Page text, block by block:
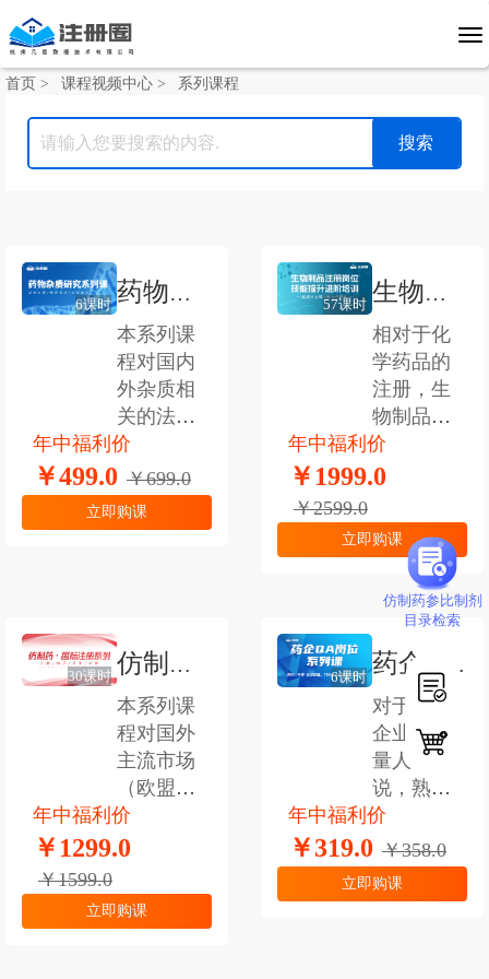
首页 > 课程视频中心 > 系列课程
6课时 药物杂
质研究
系列课
本系列课
程对国内
外杂质相
关的法规
和指导原
则进行了
系统梳
理，从顶
的逻辑和
略。同时
分别对不
同类型杂
质建立了
针对性的
控制策
括：残留
溶剂、元
年中福利价
￥499.0 ￥699.0
立即购课
57课时 生物制
品注册
岗位技
能提升
进阶培
训
相对于化
学药品的
注册，生
物制品成
分多为大
分子、结
质量控制
难度高，
其注册具
有更大的
本课程由
八大模块
组成，分
别为注册
申报、药
品研发、
变更管
理、GMP
检查、项
目管理、
年中福利价
￥1999.0
￥2599.0
立即购课
30课时 仿制药
国际注
册系列
课程
本系列课
程对国外
主流市场
（欧盟、
美国、
WHO、东
仿制药注
册全流程
年中福利价
￥1299.0
￥1599.0
立即购课
6课时 药企QA
岗位系
列课
对于制药
企业的质
量人员来
说，熟悉
QA各个系
统的关键
点在哪
里，如何
年中福利价
￥319.0 ￥358.0
立即购课
仿制药参比制剂
目录检索